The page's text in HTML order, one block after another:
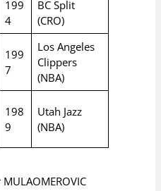
199
4
BC Split
(CRO)
199
7
Los Angeles
Clippers
(NBA)
198
9
Utah Jazz
(NBA)